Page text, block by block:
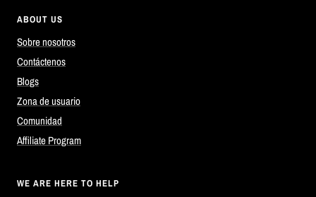
ABOUT US
Sobre nosotros
Contáctenos
Blogs
Zona de usuario
Comunidad
Affiliate Program
WE ARE HERE TO HELP